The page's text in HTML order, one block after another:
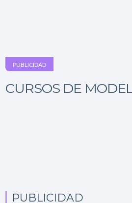
PUBLICIDAD
CURSOS DE
PUBLICIDAD